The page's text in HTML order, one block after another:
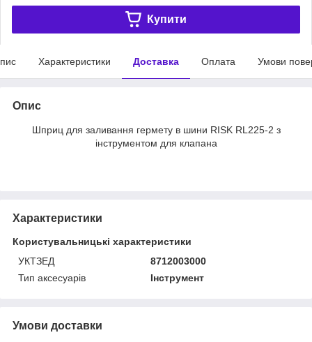
Купити
Характеристики Доставка Оплата Умови
Опис
Шприц для заливання гермету в шини RISK RL225-2 з
інструментом для клапана
Характеристики
Користувальницькі характеристики
УКТЗЕД
8712003000
Тип аксесуарів
Інструмент
Умови доставки